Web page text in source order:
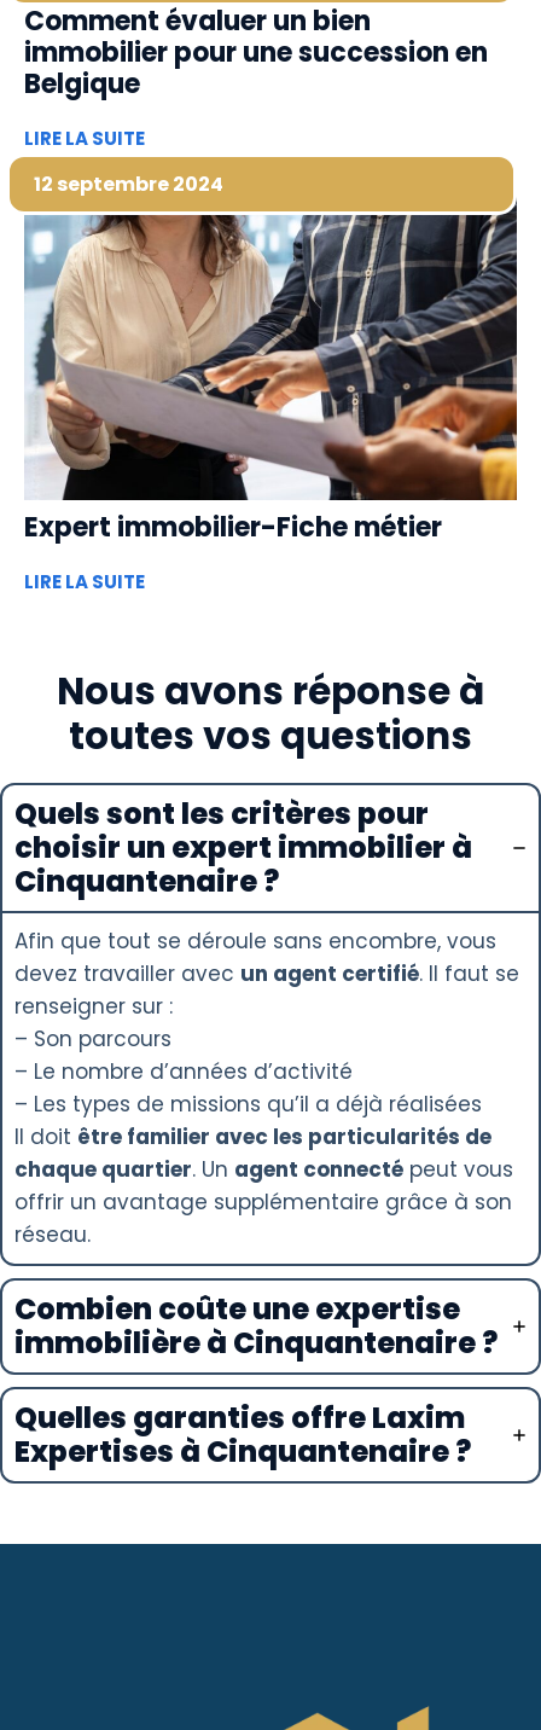
Comment évaluer un bien
immobilier pour une succession en
Belgique
LIRE LA SUITE
12 septembre 2024
Expert immobilier-Fiche métier
LIRE LA SUITE
Nous avons réponse à
toutes vos questions
Quels sont les critères pour
choisir un expert immobilier à
Cinquantenaire ?
Afin que tout se déroule sans encombre, vous
devez travailler avec un agent certifié. Il faut se
renseigner sur :
– Son parcours
– Le nombre d’années d’activité
– Les types de missions qu’il a déjà réalisées
Il doit être familier avec les particularités de
chaque quartier. Un agent connecté peut vous
offrir un avantage supplémentaire grâce à son
réseau.
Combien coûte une expertise
immobilière à Cinquantenaire ?
Quelles garanties offre Laxim
Expertises à Cinquantenaire ?